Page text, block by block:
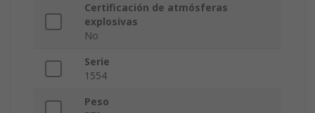
Certificación de atmósferas
explosivas
No
Serie
1554
Peso